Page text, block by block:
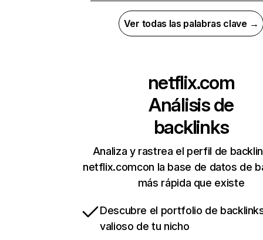
Ver todas las palabras clave →
netflix.com
Análisis de
backlinks
Analiza y rastrea el perfil de
netflix.comcon la base de datos de
más rápida que existe
Descubre el portfolio de
valioso de tu nicho